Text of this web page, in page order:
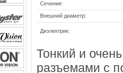
Сечение:
Внешний диаметр:
Диэлектрик:
Тонкий и
разъемами с